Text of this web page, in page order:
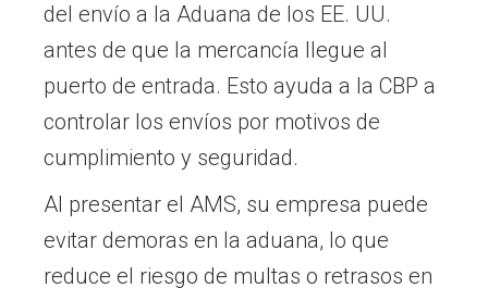
del envío a la Aduana de los EE. UU.
antes de que la mercancía llegue al
puerto de entrada. Esto ayuda a la CBP a
controlar los envíos por motivos de
cumplimiento y seguridad.
Al presentar el AMS, su empresa puede
evitar demoras en la aduana, lo que
reduce el riesgo de multas o retrasos en